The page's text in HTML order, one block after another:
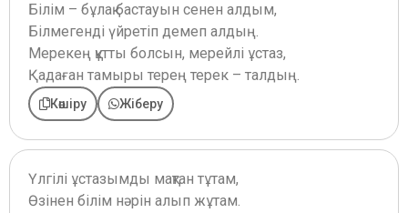
Білім – бұлақ бастауын сенен алдым,
Білмегенді үйретіп демеп алдың.
Мерекең құтты болсын, мерейлі ұстаз,
Қадаған тамыры терең терек – талдың.
Көшіру Жіберу
Үлгілі ұстазымды мақтан тұтам,
Өзінен білім нәрін алып жұтам.